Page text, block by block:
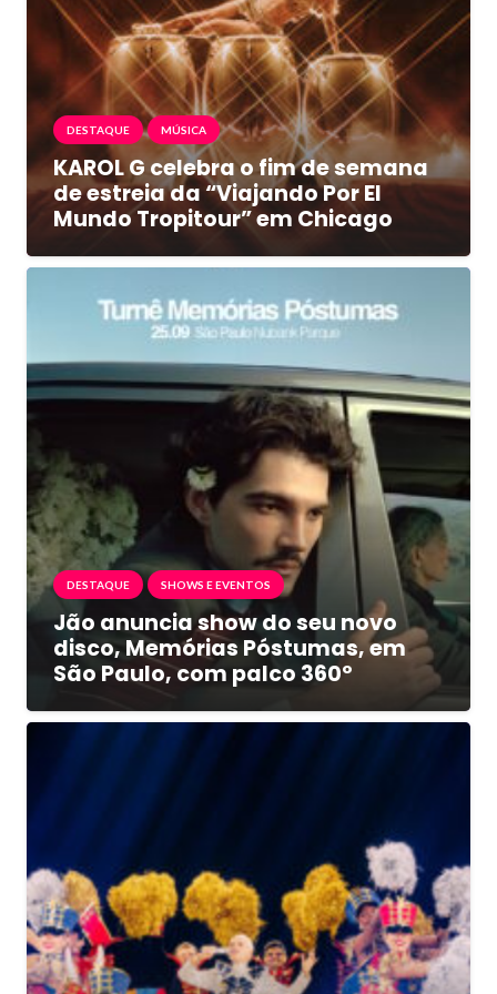
DESTAQUE MÚSICA
KAROL G celebra o fim de semana
de estreia da “Viajando Por El
Mundo Tropitour” em Chicago
DESTAQUE SHOWS E EVENTOS
Jão anuncia show do seu novo
disco, Memórias Póstumas, em
São Paulo, com palco 360º